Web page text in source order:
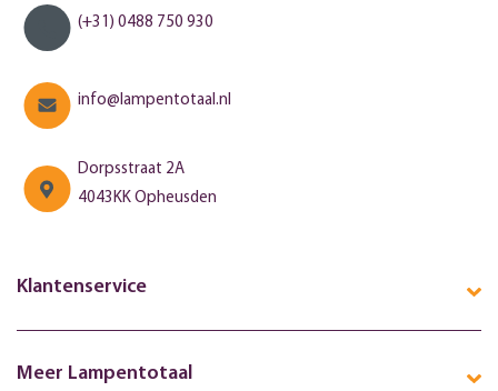
(+31) 0488 750 930
info@lampentotaal.nl
Dorpsstraat 2A
4043KK Opheusden
Klantenservice
Meer Lampentotaal